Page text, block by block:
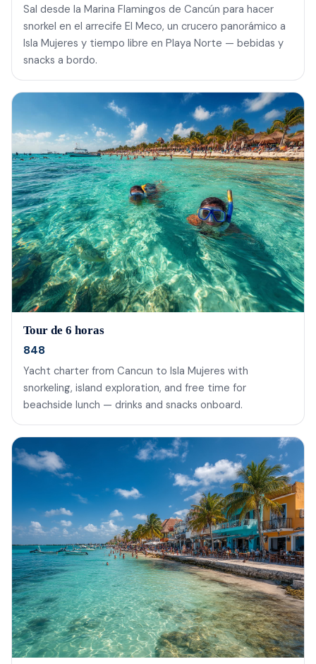
Sal desde la Marina Flamingos de Cancún para hacer
snorkel en el arrecife El Meco, un crucero panorámico a
Isla Mujeres y tiempo libre en Playa Norte — bebidas y
snacks a bordo.
Tour de 6 horas
848
Yacht charter from Cancun to Isla Mujeres with
snorkeling, island exploration, and free time for
beachside lunch — drinks and snacks onboard.